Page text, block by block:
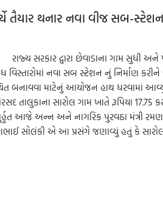
તૈયાર થનાર નવા વીજ સબ-
સરકાર દ્વારા છેવાડાના ગામ સુધી અને
વિસ્તારોમાં નવા સબ સ્ટેશન નું નિર્માણ
બનાવવા માટેનું આયોજન હાથ ધરવામાં
તાલુકાના સારોલ ગામ ખાતે રૂપિયા 17.75
આજે અન્ન અને નાગરિક પુરવઠા મંત્રી
સોલંકી એ આ પ્રસંગે જણાવ્યું હતું કે